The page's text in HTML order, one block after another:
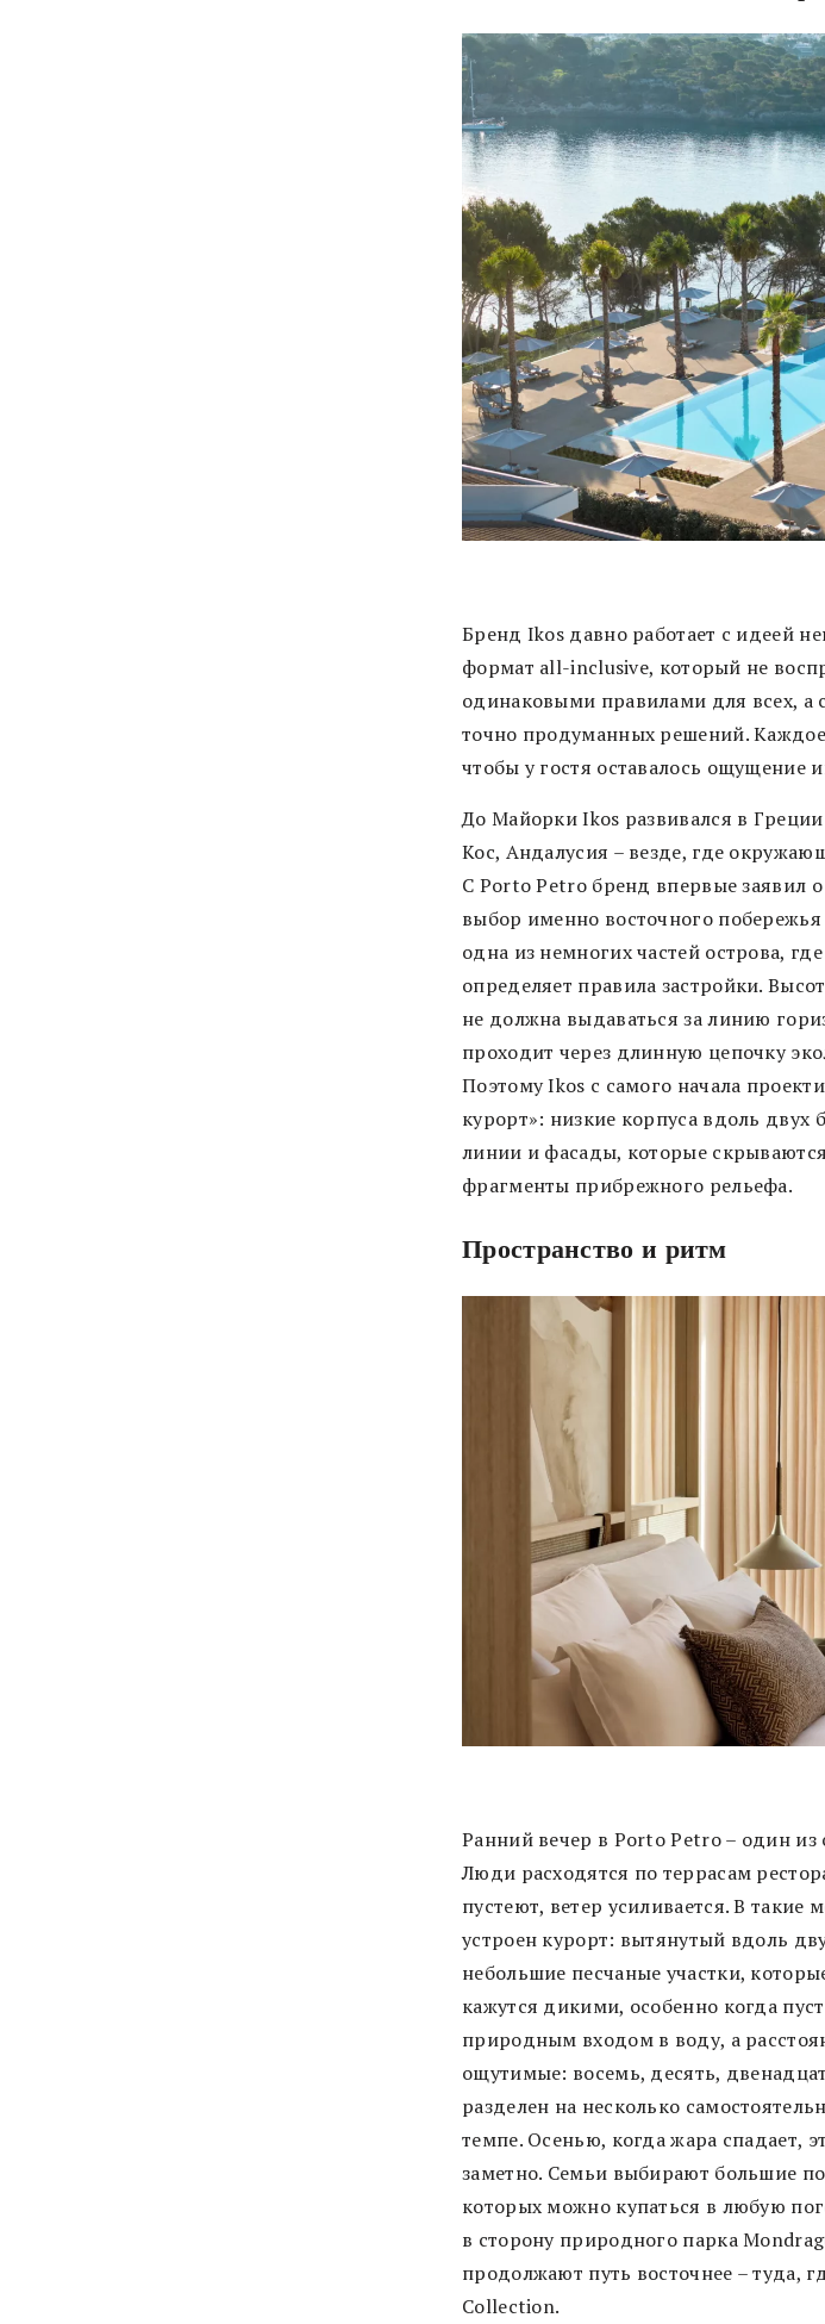
Бренд Ikos давно работает с идеей
формат all-inclusive, который не
одинаковыми правилами для всех, а
точно продуманных решений. Каждое
чтобы у гостя оставалось ощущение
До Майорки Ikos развивался в
Кос, Андалусия – везде, где
С Porto Petro бренд впервые заявил о
выбор именно восточного
одна из немногих частей острова,
определяет правила застройки.
не должна выдаваться за линию
проходит через длинную цепочку
Поэтому Ikos с самого начала
курорт»: низкие корпуса вдоль двух
линии и фасады, которые
фрагменты прибрежного рельефа.
Пространство и ритм
Ранний вечер в Porto Petro – один
Люди расходятся по террасам
пустеют, ветер усиливается. В такие
устроен курорт: вытянутый вдоль
небольшие песчаные участки,
кажутся дикими, особенно когда
природным входом в воду, а
ощутимые: восемь, десять,
разделен на несколько
темпе. Осенью, когда жара спадает,
заметно. Семьи выбирают большие
которых можно купаться в любую
в сторону природного парка
продолжают путь восточнее – туда,
Collection.